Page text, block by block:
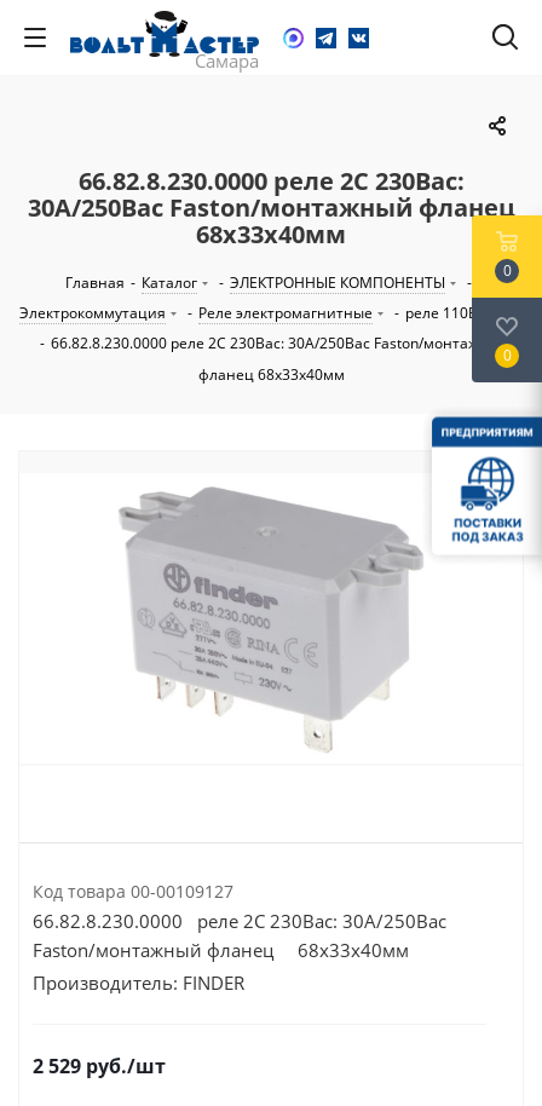
66.82.8.230.0000 реле 2C 230Вac:
30А/250Вac Faston/монтажный фланец
68х33х40мм
Главная - Каталог - ЭЛЕКТРОННЫЕ КОМПОНЕНТЫ
-
Электрокоммутация
- Реле электромагнитные - реле 110В...230В
- 66.82.8.230.0000 реле 2C 230Вac: 30А/250Вac Faston/монтажный
фланец 68х33х40мм
Код товара 00-00109127
66.82.8.230.0000 реле 2C 230Вac: 30А/250Вac
Faston/монтажный фланец 68х33х40мм
Производитель: FINDER
2 529 руб./шт
0
0